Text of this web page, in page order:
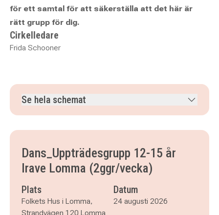
för ett samtal för att säkerställa att det här är
rätt grupp för dig.
Cirkelledare
Frida Schooner
Se hela schemat
måndag 31 augusti 2026
klockan 17.30–19.00
onsdag 2 september 2026klockan 19.15–20.15
måndag 7 september 2026klockan 17.30–19.00
måndag 14 september 2026klockan 17.30–19.00
onsdag 16 september 2026klockan 19.15–20.15
Dans_Uppträdesgrupp 12-15 år
Irave Lomma (2ggr/vecka)
Plats
Folkets Hus i Lomma,
Strandvägen 120 Lomma
Datum
24 augusti 2026